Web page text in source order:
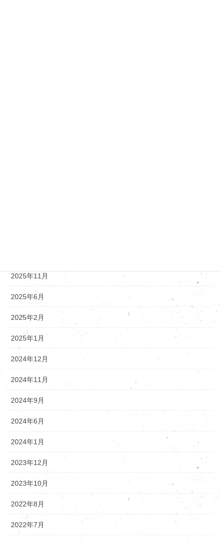
2025年11月
2025年6月
2025年2月
2025年1月
2024年12月
2024年11月
2024年9月
2024年6月
2024年1月
2023年12月
2023年10月
2022年8月
2022年7月